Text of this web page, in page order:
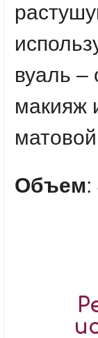
вуаль –
макияж
Объем: